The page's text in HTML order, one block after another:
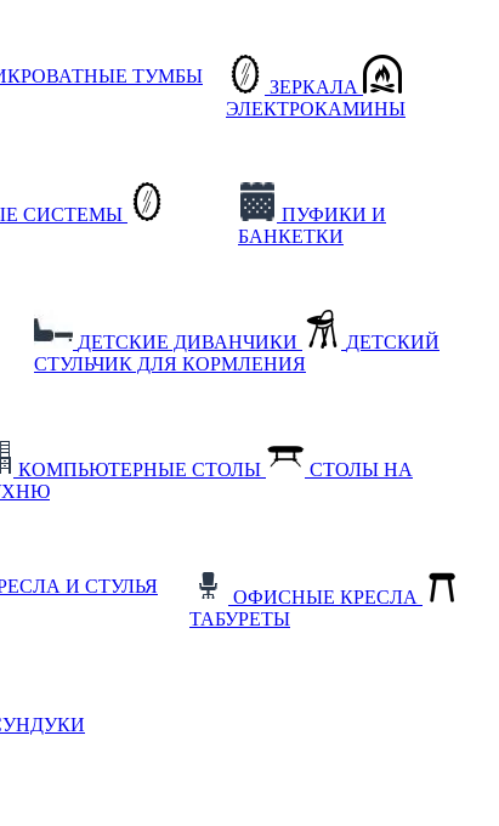
ТУМБЫ
ЗЕРКАЛА
ЭЛЕКТРОКАМИНЫ
СИСТЕМЫ
ПУФИКИ И
БАНКЕТКИ
ДЕТСКИЕ ДИВАНЧИКИ
ДЕТСКИЙ
СТУЛЬЧИК ДЛЯ КОРМЛЕНИЯ
КОМПЬЮТЕРНЫЕ СТОЛЫ
СТОЛЫ НА
И СТУЛЬЯ
ОФИСНЫЕ КРЕСЛА
ТАБУРЕТЫ